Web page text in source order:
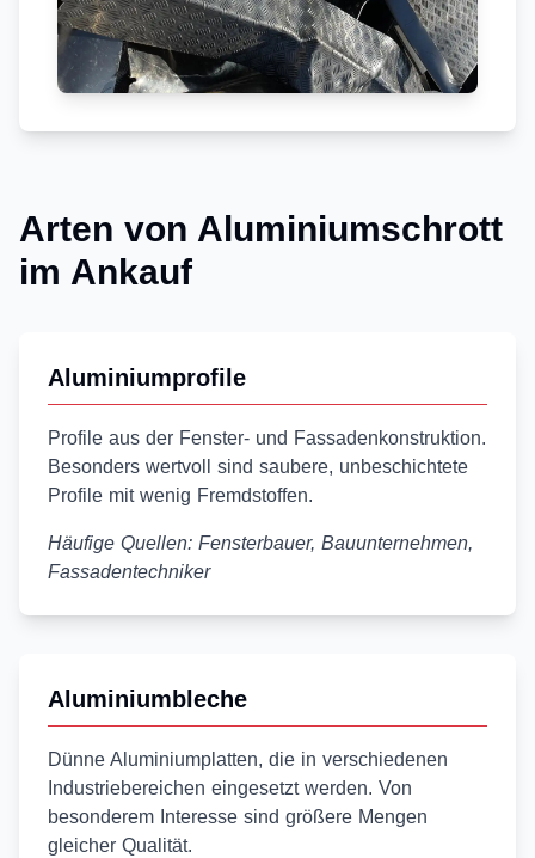
Arten von Aluminiumschrott
im Ankauf
Aluminiumprofile
Profile aus der Fenster- und Fassadenkonstruktion.
Besonders wertvoll sind saubere, unbeschichtete
Profile mit wenig Fremdstoffen.
Häufige Quellen: Fensterbauer, Bauunternehmen,
Fassadentechniker
Aluminiumbleche
Dünne Aluminiumplatten, die in verschiedenen
Industriebereichen eingesetzt werden. Von
besonderem Interesse sind größere Mengen
gleicher Qualität.